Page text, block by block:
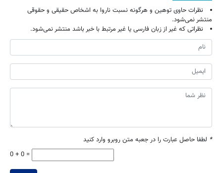
نظرات حاوی توهین و هرگونه نسبت ناروا به اشخاص حقیقی و حقوقی
منتشر نمی‌شود.
نظراتی که غیر از زبان فارسی یا غیر مرتبط با خبر باشد منتشر نمی‌شود.
* لطفا حاصل عبارت را در جعبه متن روبرو وارد کنید
0 + 0 =